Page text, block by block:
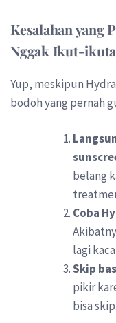
Kesalahan yang
Nggak Ikut-
Yup, meskipun
bodoh yang pernah
belang
Coba
lagi
Skip
pikir
bisa